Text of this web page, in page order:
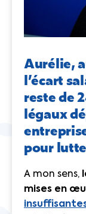
Aurélie,
l’écart
reste de
légaux
pour
A mon sens,
mises en